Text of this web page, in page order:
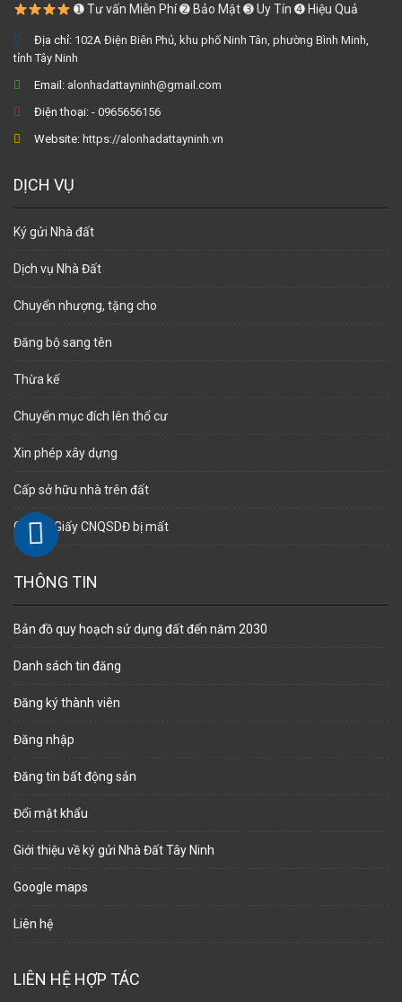
➊ Tư vấn Miễn Phí ➋ Bảo Mật ➌ Uy Tín ➍ Hiệu Quả
Địa chỉ: 102A Điện Biên Phủ, khu phố Ninh Tân, phường Bình Minh,
tỉnh Tây Ninh
Email: alonhadattayninh@gmail.com
Điện thoại: - 0965656156
Website: https://alonhadattayninh.vn
DỊCH VỤ
Ký gửi Nhà đất
Dịch vụ Nhà Đất
Chuyển nhượng, tặng cho
Đăng bộ sang tên
Thừa kế
Chuyển mục đích lên thổ cư
Xin phép xây dựng
Cấp sở hữu nhà trên đất
Cấp lại Giấy CNQSDĐ bị mất
THÔNG TIN
Bản đồ quy hoạch sử dụng đất đến năm 2030
Danh sách tin đăng
Đăng ký thành viên
Đăng nhập
Đăng tin bất động sản
Đổi mật khẩu
Giới thiệu về ký gửi Nhà Đất Tây Ninh
Google maps
Liên hệ
LIÊN HỆ HỢP TÁC